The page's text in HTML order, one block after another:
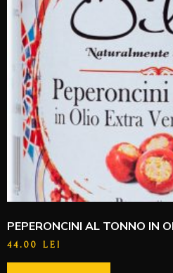
PEPERONCINI AL TONNO IN
44.00 LEI